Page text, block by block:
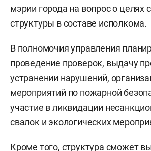
мэрии города на вопрос о целях
структуры в составе исполкома.
В полномочия управления
проведение проверок, выдачу
устранении нарушений,
мероприятий по пожарной
участие в ликвидации
свалок и экологических
Кроме того, структура сможет